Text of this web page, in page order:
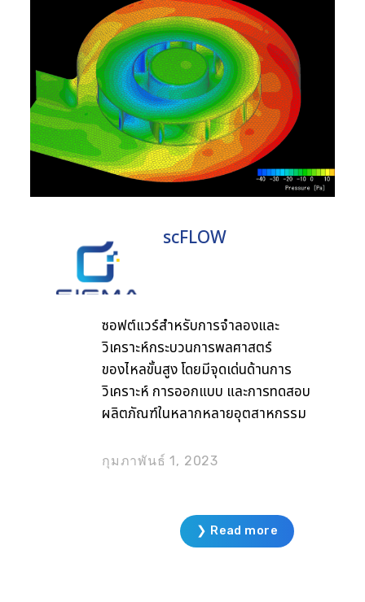
scFLOW
ซอฟต์แวร์สำหรับการจำลองและ
วิเคราะห์กระบวนการพลศาสตร์
ของไหลขั้นสูง โดยมีจุดเด่นด้านการ
วิเคราะห์ การออกแบบ และการทดสอบ
ผลิตภัณฑ์ในหลากหลายอุตสาหกรรม
เครื่องจักรกล การออกแบบระบบปรับ
ทั้งซอฟต์แวร์สามารถวิเคราะห์
พฤติกรรมของไหลที่มีความซับซ้อนได้
กุมภาพันธ์ 1, 2023
❯ Read more